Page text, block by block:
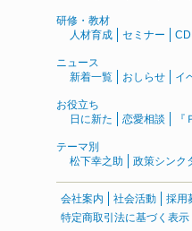
研修・教材
人材育成
セミナー CD
ニュース
新着一覧
おしらせ イ
お役立ち
日に新た
恋愛相談
テーマ別
松下幸之助
政策シンク
会社案内 社会活動 採用
特定商取引法に基づく表示